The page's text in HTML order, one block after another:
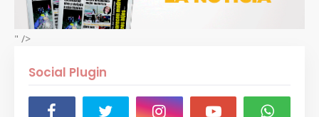
" />
Social Plugin